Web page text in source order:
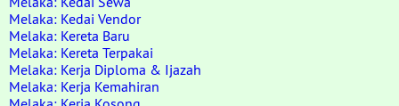
Melaka: Kedai Vendor
Melaka: Kereta Baru
Melaka: Kereta Terpakai
Melaka: Kerja Diploma & Ijazah
Melaka: Kerja Kemahiran